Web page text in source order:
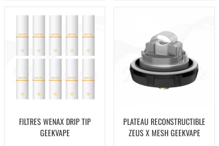
FILTRES WENAX DRIP TIP
GEEKVAPE
PLATEAU RECONSTRUCTIBLE
ZEUS X MESH GEEKVAPE